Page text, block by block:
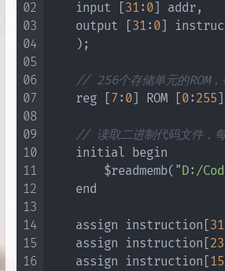
02
03
04
05
06
07
08
09
10
11
12
13
14
15
16
    input [
31: 0 ] addr,
    output [
31: 0 ]
    )
;
// 256个存储单元的ROM，
    reg [
7 : 0 ] ROM [ 0: 255
// 读取二进制代码文件，每
    initial begin
        $readmemb(
"D:/
    end
    assign instruction[
31
    assign instruction[
23
    assign instruction[
15